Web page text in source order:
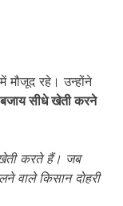
मौजूद रहे। उन्होंने
सीधे खेती करने
करते हैं। जब
वाले किसान दोहरी